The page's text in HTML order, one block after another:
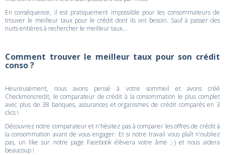
En conséquence, il est pratiquement impossible pour les consommateurs de
trouver le meilleur taux pour le crédit dont ils ont besoin. Sauf à passer des
nuits entières à rechercher le meilleur taux...
Comment trouver le meilleur taux pour son crédit
conso ?
Heureusement, nous avons pensé à votre sommeil et avons créé
Checkmoncredit, le comparateur de crédit à la consommation le plus complet
avec plus de 38 banques, assurances et organismes de crédit comparés en 3
clics !
Découvrez notre comparateur et n'hésitez pas à comparer les offres de crédit à
la consommation avant de vous engager. Et si notre travail vous plaît n'oubliez
pas, un like sur notre page Facebook élèvera votre âme ;-) et nous aidera
beaucoup !